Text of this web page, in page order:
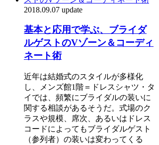
2018.09.07 update
基本と応用で学ぶ、ブライダ
ルゲストのVゾーン＆コーディ
ネート術
近年は結婚式のスタイルが多様化
し、メンズ館1階＝ドレスシャツ・タ
イでは、頻繁にブライダルの装いに
関する相談があるそうだ。式場のク
ラスや規模、席次、あるいはドレス
コードによってもブライダルゲスト
（参列者）の装いは変わってくる